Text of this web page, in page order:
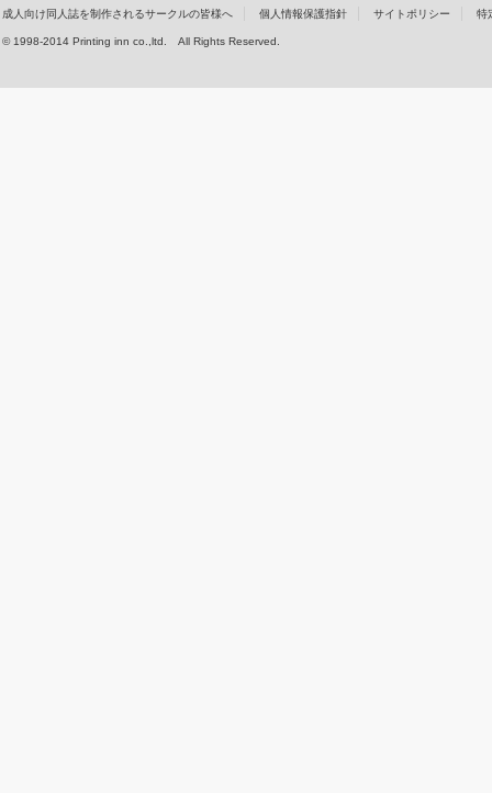
成人向け同人誌を制作されるサークルの皆様へ 個人情報保護指針 サイトポリシー 特
© 1998-2014 Printing inn co.,ltd. All Rights Reserved.